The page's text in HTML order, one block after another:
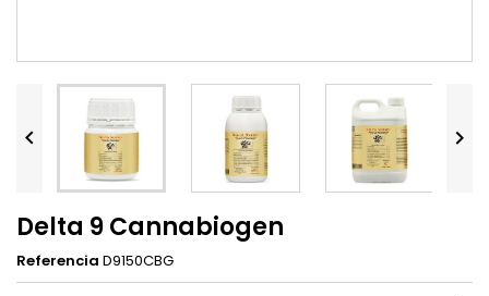
 
Delta 9 Cannabiogen
Referencia D9150CBG